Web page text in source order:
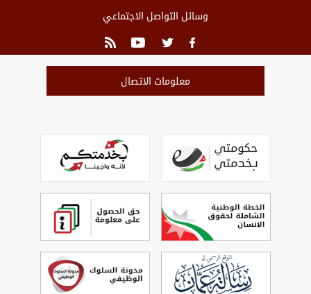
وسائل التواصل الاجتماعي
معلومات الاتصال